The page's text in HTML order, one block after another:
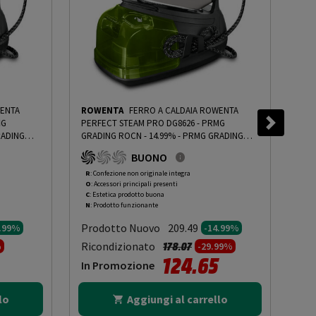
da
ROWENTA FERRO A CALDAIA ROWENTA
PERFECT STEAM PRO DG8626 - PRMG
GRADING ROCN - 14.99%- PRMG GRADING
ROCN - 14.99%
BUONO
R: Confezione non originale integra
O: Accessori principali presenti
C: Estetica prodotto buona
N: Prodotto funzionante
Prodotto Nuovo 209.49 -14.99%
Ricondizionato Prezzo ridotto da
178.07a-29.99%
In Promozione 124.65
Aggiungi al carrello